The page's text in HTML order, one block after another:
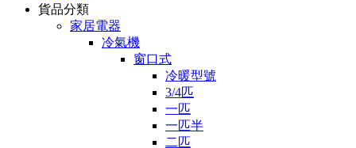
貨品分類
家居電器
冷氣機
窗口式
冷暖型號
3/4匹
一匹
一匹半
二匹